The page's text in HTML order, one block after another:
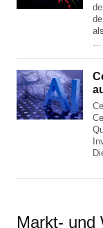
Markt- und